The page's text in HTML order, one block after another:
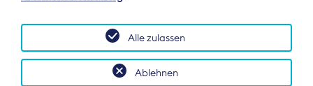
Deutschland und auf EU-Ebene.
Ablehnen
Alle zulassen